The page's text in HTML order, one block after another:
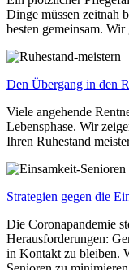
Dinge müssen zeitnah
besten gemeinsam.
Den Übergang in den
Viele angehende
Lebensphase. Wir
Ihren Ruhestand
Strategien gegen die
Die Coronapandemie
Herausforderungen:
in Kontakt zu bleiben.